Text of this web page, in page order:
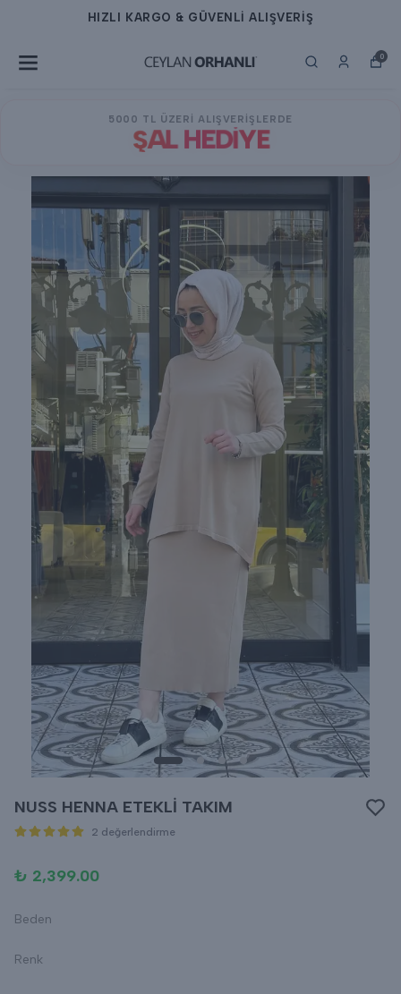
HIZLI KARGO & GÜVENLİ ALIŞVERİŞ
0
5000 TL ÜZERİ ALIŞVERİŞLERDE
ŞAL HEDİYE
NUSS HENNA ETEKLİ TAKIM
2 değerlendirme
₺ 2,399.00
Beden
Renk